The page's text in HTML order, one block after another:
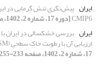
ایران پیش‌نگری تنش گرمایی در
CMIP6[دوره 17، شماره 2، 1402، صفحه 157-173]
ایران
ارزیابی آن با رطوبت خاک سطحی (SSM) سنجنده‌های مایکروویو فعال
17، شماره 2، 1402، صفحه 233-255]